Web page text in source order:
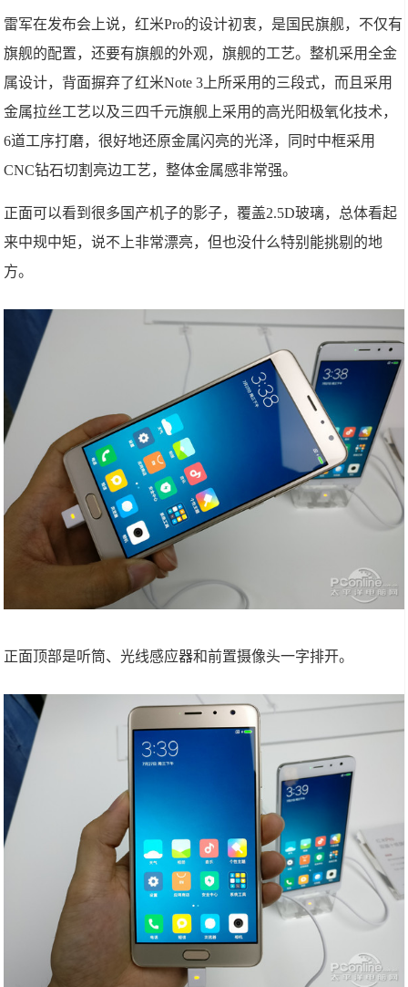
雷军在发布会上说，红米Pro的设计初衷，是国民旗舰，不仅有
旗舰的配置，还要有旗舰的外观，旗舰的工艺。整机采用全金
属设计，背面摒弃了红米Note 3上所采用的三段式，而且采用
金属拉丝工艺以及三四千元旗舰上采用的高光阳极氧化技术，
6道工序打磨，很好地还原金属闪亮的光泽，同时中框采用
CNC钻石切割亮边工艺，整体金属感非常强。
正面可以看到很多国产机子的影子，覆盖2.5D玻璃，总体看起
来中规中矩，说不上非常漂亮，但也没什么特别能挑剔的地
方。
正面顶部是听筒、光线感应器和前置摄像头一字排开。